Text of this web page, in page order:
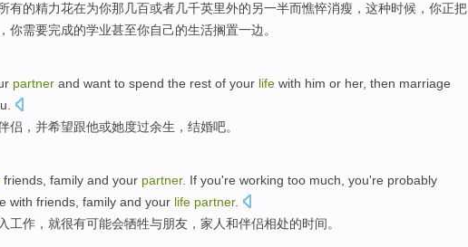
有的精力花在为你那几百或者几千英里外的另一半而憔悴消瘦， 这种时候 ，你正把
，你需要完成的学业甚至你自己的生活搁置一边。
partner and want to spend the rest of your life with him or her, then marriage
侣 ， 并希望跟他或她度过余生 ， 结婚吧。
friends family and your partner. If you're working too much, you're probably
with friends , family and your life partner.
工作 ， 就很有可能会牺牲与朋友 ， 家人和伴侣相处的时间。